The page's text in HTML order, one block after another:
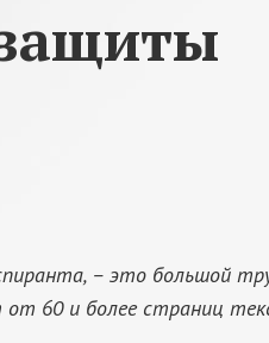
– это большой
60 и более страниц